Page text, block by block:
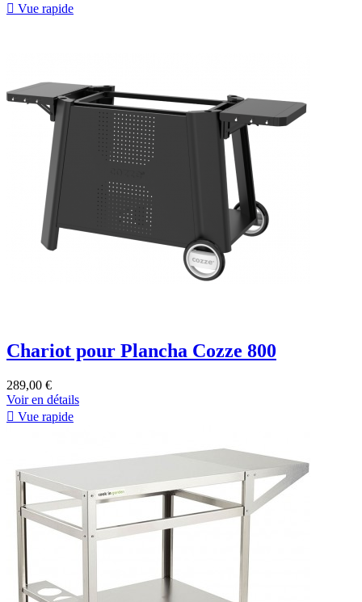
 Vue rapide
Chariot pour Plancha Cozze 800
289,00 €
Voir en détails
 Vue rapide